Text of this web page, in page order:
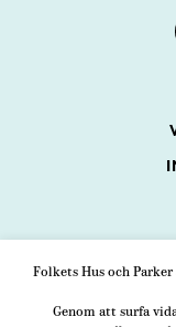
Folkets Hus och
Genom att surfa